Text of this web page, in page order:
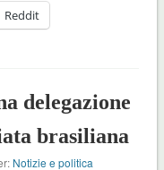
Reddit
delegazione
brasiliana
Notizie e politica